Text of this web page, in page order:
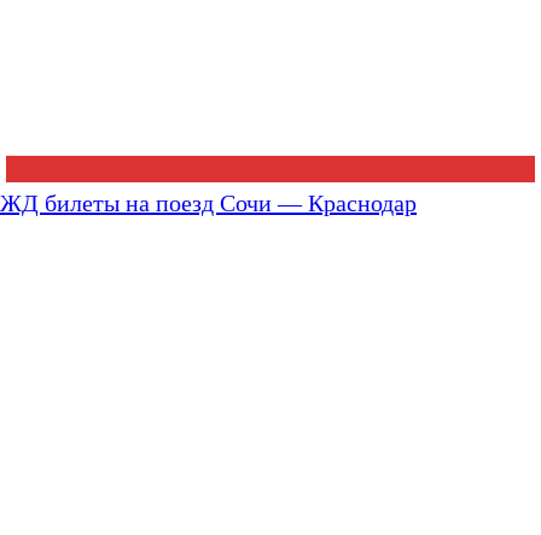
ЖД билеты на поезд Сочи — Краснодар